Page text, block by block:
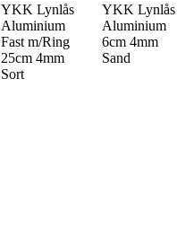
YKK Lynlås
Aluminium
Fast m/Ring
25cm 4mm
Sort
YKK Lynlås
Aluminium
6cm 4mm
Sand